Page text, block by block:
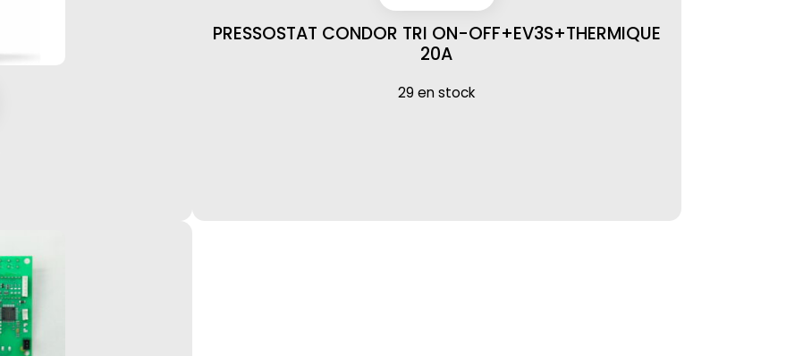
PRESSOSTAT CONDOR TRI ON-OFF+EV3S+THERMIQUE
20A
29 en stock